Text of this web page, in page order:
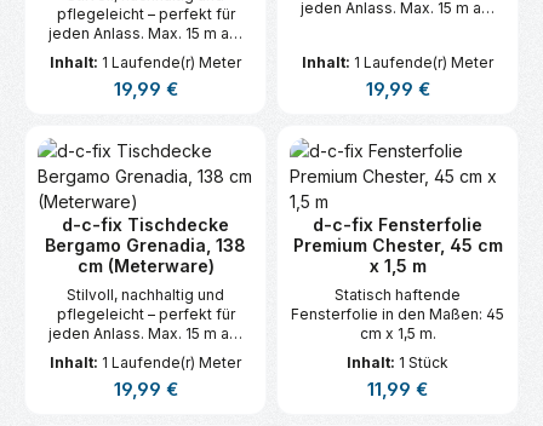
pflegeleicht – perfekt für
jeden Anlass. Max. 15 m am
Inhalt: 1 Laufende(r) Meter
Regulärer Preis:
19,99 €
jeden Anlass. Max. 15 m am
Inhalt: 1 Laufende(r) Meter
Regulärer Preis:
19,99 €
d-c-fix Tischdecke
Bergamo Grenadia, 138
cm (Meterware)
Stilvoll, nachhaltig und
pflegeleicht – perfekt für
jeden Anlass. Max. 15 m am
Inhalt: 1 Laufende(r) Meter
Regulärer Preis:
19,99 €
d-c-fix Fensterfolie
Premium Chester, 45 cm
x 1,5 m
Statisch haftende
Fensterfolie in den Maßen: 45
cm x 1,5 m.
Inhalt: 1 Stück
Regulärer Preis:
11,99 €